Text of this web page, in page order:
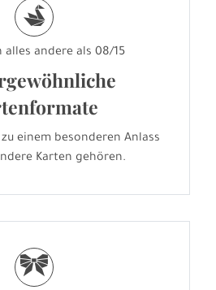
s
alles andere als 08/15
einem besonderen Anlass
Karten gehören.
r